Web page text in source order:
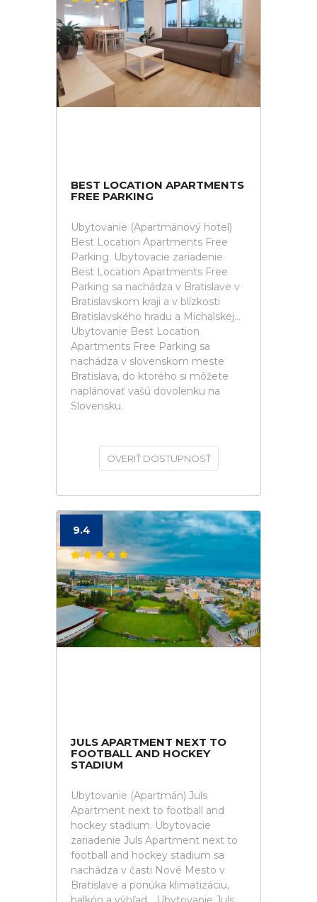
BEST LOCATION APARTMENTS
FREE PARKING
Ubytovanie (Apartmánový hotel)
Best Location Apartments Free
Parking. Ubytovacie zariadenie
Best Location Apartments Free
Parking sa nachádza v Bratislave v
Bratislavskom kraji a v blízkosti
Bratislavského hradu a Michalskej...
Ubytovanie Best Location
Apartments Free Parking sa
nachádza v slovenskom meste
Bratislava, do ktorého si môžete
naplánovať vašú dovolenku na
Slovensku.
OVERIŤ DOSTUPNOSŤ
9.4
JULS APARTMENT NEXT TO
FOOTBALL AND HOCKEY
STADIUM
Ubytovanie (Apartmán) Juls
Apartment next to football and
hockey stadium. Ubytovacie
zariadenie Juls Apartment next to
football and hockey stadium sa
nachádza v časti Nové Mesto v
Bratislave a ponúka klimatizáciu,